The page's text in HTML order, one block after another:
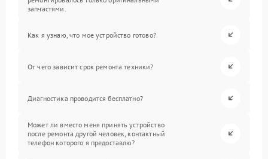
запчастями.
Как я узнаю, что мое устройство готово?
От чего зависит срок ремонта техники?
Диагностика проводится бесплатно?
Может ли вместо меня принять устройство
после ремонта другой человек, контактный
телефон которого я предоставлю?